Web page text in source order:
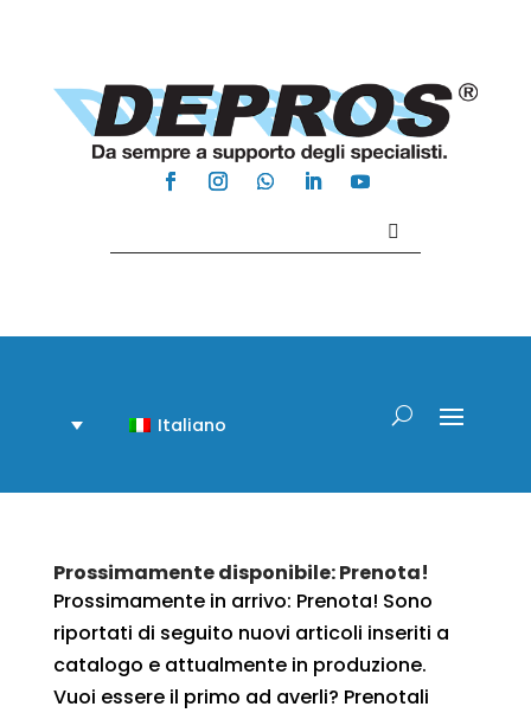
Italiano
Prossimamente disponibile: Prenota!
Prossimamente in arrivo: Prenota! Sono
riportati di seguito nuovi articoli inseriti a
catalogo e attualmente in produzione.
Vuoi essere il primo ad averli? Prenotali